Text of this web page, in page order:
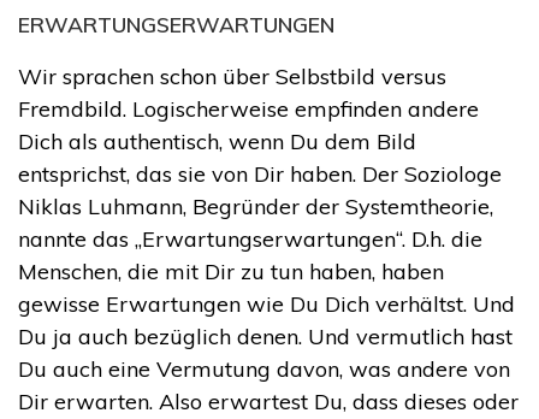
ERWARTUNGSERWARTUNGEN
Wir sprachen schon über Selbstbild versus
Fremdbild. Logischerweise empfinden andere
Dich als authentisch, wenn Du dem Bild
entsprichst, das sie von Dir haben. Der Soziologe
Niklas Luhmann, Begründer der Systemtheorie,
nannte das „Erwartungserwartungen“. D.h. die
Menschen, die mit Dir zu tun haben, haben
gewisse Erwartungen wie Du Dich verhältst. Und
Du ja auch bezüglich denen. Und vermutlich hast
Du auch eine Vermutung davon, was andere von
Dir erwarten. Also erwartest Du, dass dieses oder